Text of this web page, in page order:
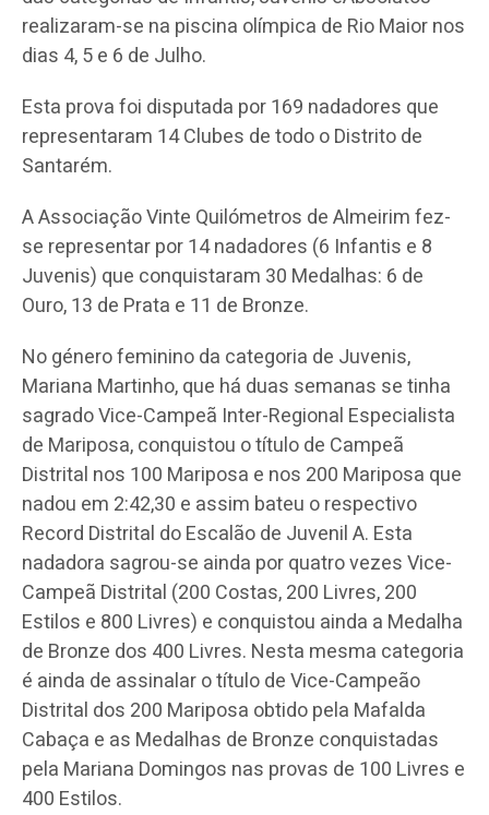
realizaram-se na piscina olímpica de Rio Maior nos
dias 4, 5 e 6 de Julho.
Esta prova foi disputada por 169 nadadores que
representaram 14 Clubes de todo o Distrito de
Santarém.
A Associação Vinte Quilómetros de Almeirim fez-
se representar por 14 nadadores (6 Infantis e 8
Juvenis) que conquistaram 30 Medalhas: 6 de
Ouro, 13 de Prata e 11 de Bronze.
No género feminino da categoria de Juvenis,
Mariana Martinho, que há duas semanas se tinha
sagrado Vice-Campeã Inter-Regional Especialista
de Mariposa, conquistou o título de Campeã
Distrital nos 100 Mariposa e nos 200 Mariposa que
nadou em 2:42,30 e assim bateu o respectivo
Record Distrital do Escalão de Juvenil A. Esta
nadadora sagrou-se ainda por quatro vezes Vice-
Campeã Distrital (200 Costas, 200 Livres, 200
Estilos e 800 Livres) e conquistou ainda a Medalha
de Bronze dos 400 Livres. Nesta mesma categoria
é ainda de assinalar o título de Vice-Campeão
Distrital dos 200 Mariposa obtido pela Mafalda
Cabaça e as Medalhas de Bronze conquistadas
pela Mariana Domingos nas provas de 100 Livres e
400 Estilos.